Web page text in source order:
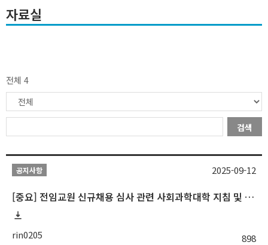
자료실
전체 4
검색
공지사항
[중요] 전임교원 신규채용 심사 관련 사회과학대학 지침 및 내규
rin0205 898
2025-09-12